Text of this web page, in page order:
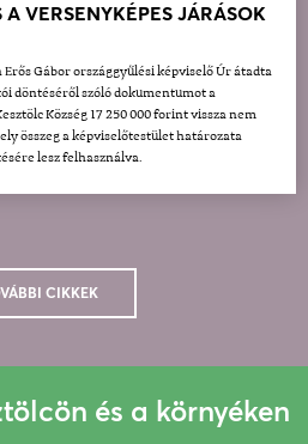
VERSENYKÉPES JÁRÁSOK
Gábor országgyűlési képviselő Úr átadta
döntéséről szóló dokumentumot a
Község 17 250 000 forint vissza nem
összeg a képviselőtestület határozata
lesz felhasználva.
CIKKEK
és a környéken